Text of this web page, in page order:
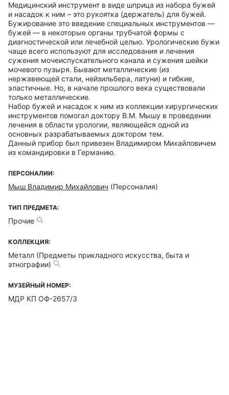
Медицинский инструмент в виде шприца из набора бужей
и насадок к ним – это рукоятка (держатель) для бужей.
Бужирование это введение специальных инструментов —
бужей — в некоторые органы трубчатой формы с
диагностической или лечебной целью. Урологические бужи
чаще всего используют для исследования и лечения
сужения мочеиспускательного канала и сужения шейки
мочевого пузыря. Бывают металлические (из
нержавеющей стали, нейзильбера, латуни) и гибкие,
эластичные. Но, в начале прошлого века существовали
только металлические.
Набор бужей и насадок к ним из коллекции хирургических
инструментов помогал доктору В.М. Мышу в проведении
лечения в области урологии, являющейся одной из
основных разрабатываемых доктором тем.
Данный прибор был привезен Владимиром Михайловичем
из командировки в Германию.
ПЕРСОНАЛИИ:
Мыш Владимир Михайлович (Персоналия)
ТИП ПРЕДМЕТА:
Прочие
КОЛЛЕКЦИЯ:
Металл (Предметы прикладного искусства, быта и
этнографии)
МУЗЕЙНЫЙ НОМЕР:
МДР КП ОФ-2657/3